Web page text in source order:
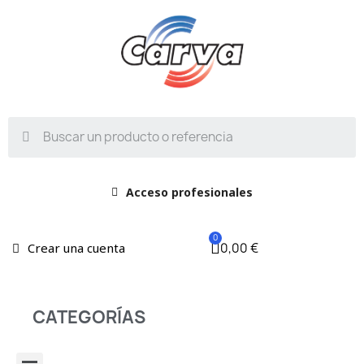
Acceso profesionales
Crear una cuenta 0,00 €
CATEGORÍAS